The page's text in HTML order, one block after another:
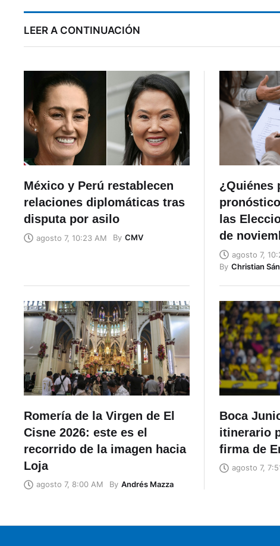
LEER A CONTINUACIÓN
México y Perú restablecen
relaciones diplomáticas tras
disputa por asilo
agosto 7, 10:23 AM By CMV
¿Quiénes
las
de
agosto 7,
By Christian
Romería de la Virgen de El
Cisne 2026: este es el
recorrido de la imagen hacia
Loja
agosto 7, 8:00 AM By Andrés Mazza
Boca
itinerario
firma de
agosto 7,